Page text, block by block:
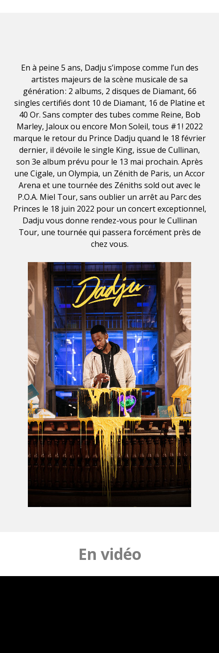
En à peine 5 ans, Dadju s’impose comme l’un des
artistes majeurs de la scène musicale de sa
génération : 2 albums, 2 disques de Diamant, 66
singles certifiés dont 10 de Diamant, 16 de Platine et
40 Or. Sans compter des tubes comme Reine, Bob
Marley, Jaloux ou encore Mon Soleil, tous #1 ! 2022
marque le retour du Prince Dadju quand le 18 février
dernier, il dévoile le single King, issue de Cullinan,
son 3e album prévu pour le 13 mai prochain. Après
une Cigale, un Olympia, un Zénith de Paris, un Accor
Arena et une tournée des Zéniths sold out avec le
P.O.A. Miel Tour, sans oublier un arrêt au Parc des
Princes le 18 juin 2022 pour un concert exceptionnel,
Dadju vous donne rendez-vous pour le Cullinan
Tour, une tournée qui passera forcément près de
chez vous.
En vidéo